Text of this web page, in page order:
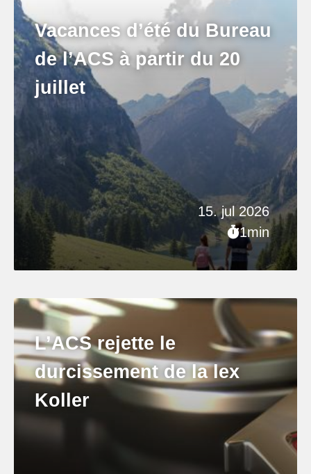
15. jul 2026
1min
Vacances d’été du Bureau
de l’ACS à partir du 20
juillet
L’ACS rejette le
durcissement de la lex
Koller